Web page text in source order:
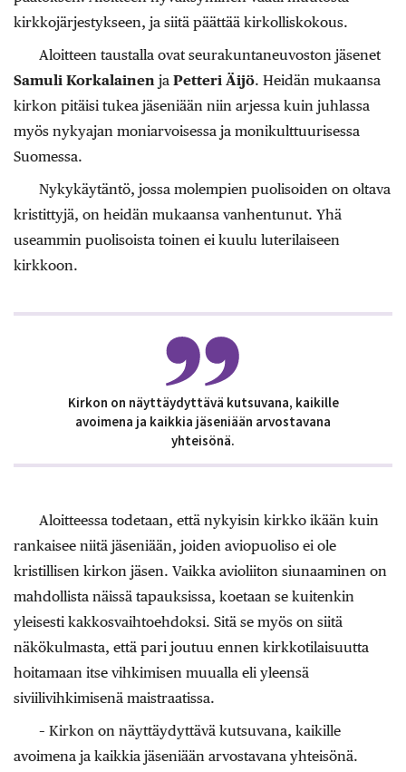
kirkkojärjestykseen, ja siitä päättää kirkolliskokous.
Aloitteen taustalla ovat seurakuntaneuvoston jäsenet
Samuli Korkalainen ja Petteri Äijö. Heidän mukaansa
kirkon pitäisi tukea jäseniään niin arjessa kuin juhlassa
myös nykyajan moniarvoisessa ja monikulttuurisessa
Suomessa.
Nykykäytäntö, jossa molempien puolisoiden on oltava
kristittyjä, on heidän mukaansa vanhentunut. Yhä
useammin puolisoista toinen ei kuulu luterilaiseen
kirkkoon.
Kirkon on näyttäydyttävä kutsuvana, kaikille
avoimena ja kaikkia jäseniään arvostavana
yhteisönä.
Aloitteessa todetaan, että nykyisin kirkko ikään kuin
rankaisee niitä jäseniään, joiden aviopuoliso ei ole
kristillisen kirkon jäsen. Vaikka avioliiton siunaaminen on
mahdollista näissä tapauksissa, koetaan se kuitenkin
yleisesti kakkosvaihtoehdoksi. Sitä se myös on siitä
näkökulmasta, että pari joutuu ennen kirkkotilaisuutta
hoitamaan itse vihkimisen muualla eli yleensä
siviilivihkimisenä maistraatissa.
– Kirkon on näyttäydyttävä kutsuvana, kaikille
avoimena ja kaikkia jäseniään arvostavana yhteisönä.